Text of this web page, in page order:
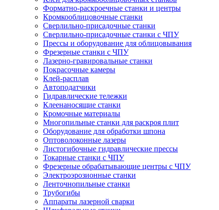
Форматно-раскроечные станки и центры
Кромкооблицовочные станки
Сверлильно-присадочные станки
Сверлильно-присадочные станки с ЧПУ
Прессы и оборудование для облицовывания
Фрезерные станки с ЧПУ
Лазерно-гравировальные станки
Покрасочные камеры
Клей-расплав
Автоподатчики
Гидравлические тележки
Клеенаносящие станки
Кромочные материалы
Многопильные станки для раскроя плит
Оборудование для обработки шпона
Оптоволоконные лазеры
Листогибочные гидравлические прессы
Токарные станки с ЧПУ
Фрезерные обрабатывающие центры с ЧПУ
Электроэрозионные станки
Ленточнопильные станки
Трубогибы
Аппараты лазерной сварки